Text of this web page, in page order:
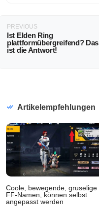
PREVIOUS
Ist Elden Ring
plattformübergreifend? Das
ist die Antwort!
Artikelempfehlungen
Coole, bewegende, gruselige
FF-Namen, können selbst
angepasst werden